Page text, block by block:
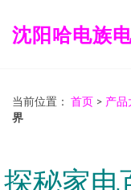
沈阳哈电族
当前位置： 首页 > 产品
界
探秘家电